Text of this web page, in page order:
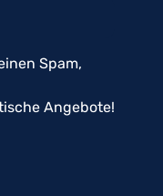
Spam,
Angebote!